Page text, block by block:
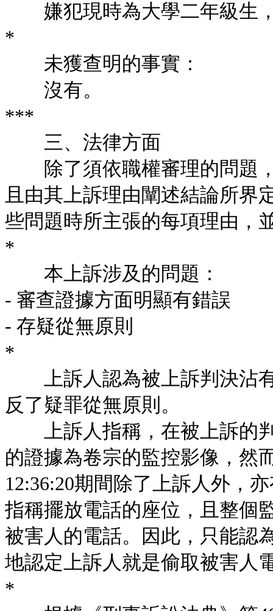
嫌犯現時為大學二年級生，
*
未獲查明的事實：
沒有。
***
三、法律方面
除了須依職權審理的問題，
且由其上訴理由闡述結論所界
些問題時所主張的每項理由，
*
本上訴涉及的問題：
- 審查證據方面明顯有錯誤
- 存疑從無原則
*
上訴人認為被上訴判決沾有
反了疑罪從無原則。
上訴人指稱，在被上訴的判
的證據為卷宗的監控影像，然
12:36:20期間除了上訴人外，
指稱擺放電話的座位，且整個
被害人的電話。因此，只能認
地認定上訴人就是偷取被害人
*